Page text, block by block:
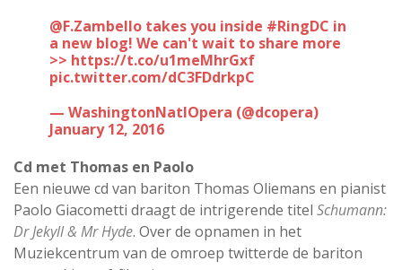
.@FZambello takes you inside #RingDC in
a new blog! We can't wait to share more
>> https://t.co/u1meMhrGxf
pic.twitter.com/dC3FDdrkpC
— WashingtonNatlOpera (@dcopera)
January 12, 2016
Cd met Thomas en Paolo
Een nieuwe cd van bariton Thomas Oliemans en pianist
Paolo Giacometti draagt de intrigerende titel Schumann:
Dr Jekyll & Mr Hyde. Over de opnamen in het
Muziekcentrum van de omroep twitterde de bariton